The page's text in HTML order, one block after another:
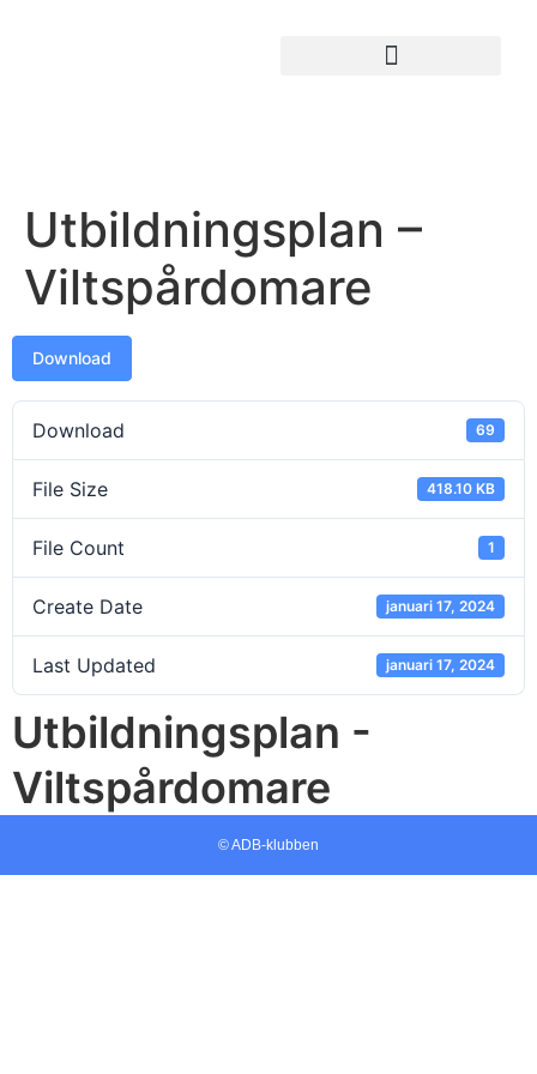
Utbildningsplan –
Viltspårdomare
Download
Download 69
File Size 418.10 KB
File Count 1
Create Date januari 17, 2024
Last Updated januari 17, 2024
Utbildningsplan -
Viltspårdomare
© ADB-klubben